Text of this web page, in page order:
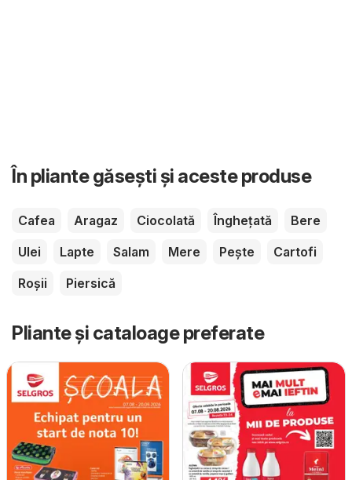
În pliante găsești și aceste produse
Cafea Aragaz Ciocolată Înghețată
Bere
Ulei
Lapte Salam Mere Pește
Cartofi
Roșii
Piersică
Pliante și cataloage preferate